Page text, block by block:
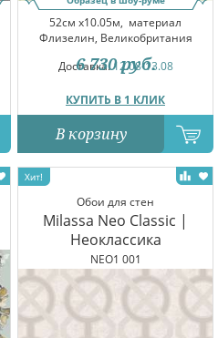
52см x10.05м, материал
Флизелин, Великобритания
Доставка:12.08-13.08
КУПИТЬ В 1 КЛИК
6 730 руб.
В корзину
Обои для стен
Milassa Neo Classic |
Неоклассика
NEO1 001